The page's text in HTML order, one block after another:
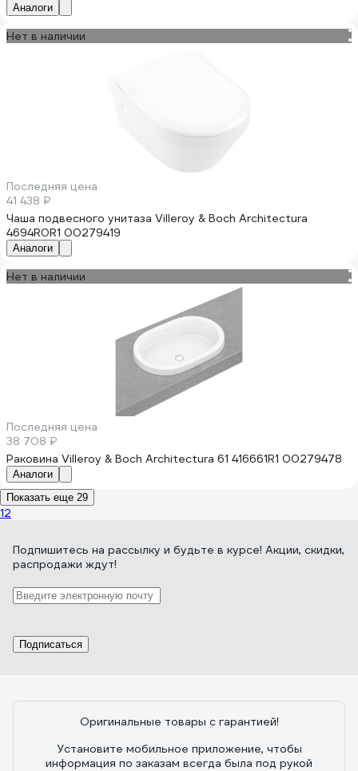
Аналоги
Нет в наличии
Последняя цена
41 438 ₽
Чаша подвесного унитаза Villeroy & Boch Architectura
4694R0R1 00279419
Аналоги
Нет в наличии
Последняя цена
38 708 ₽
Раковина Villeroy & Boch Architectura 61 416661R1 00279478
Аналоги
Показать еще 29
12
Подпишитесь на рассылку и будьте в курсе! Акции, скидки,
распродажи ждут!
Подписаться
Оригинальные товары с гарантией!
Установите мобильное приложение, чтобы
информация по заказам всегда была под рукой